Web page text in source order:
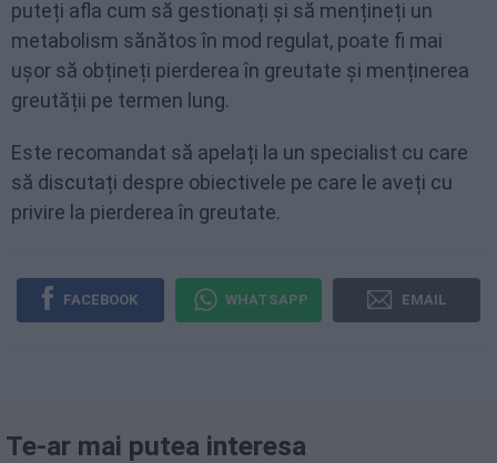
puteți afla cum să gestionați și să mențineți un
metabolism sănătos în mod regulat, poate fi mai
ușor să obțineți pierderea în greutate și menținerea
greutății pe termen lung.
Este recomandat să apelați la un specialist cu care
să discutați despre obiectivele pe care le aveți cu
privire la pierderea în greutate.
FACEBOOK WHATSAPP EMAIL
Te-ar mai putea interesa